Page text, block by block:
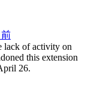
lack of activity on
this extension
26.